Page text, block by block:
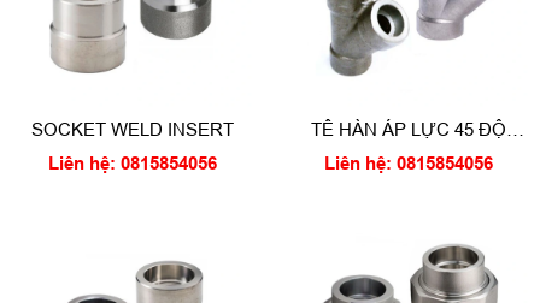
SOCKET WELD INSERT
Liên hệ: 0815854056
TÊ HÀN ÁP LỰC 45 ĐỘ
(Socket weld lateral tee)
Liên hệ: 0815854056